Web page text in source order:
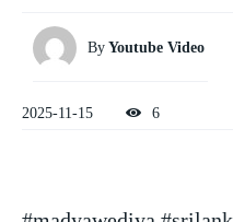
By Youtube Video
2025-11-15 6